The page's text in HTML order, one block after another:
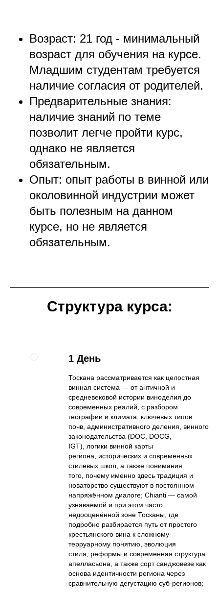
Возраст: 21 год - минимальный
возраст для обучения на курсе.
Младшим студентам требуется
наличие согласия от родителей.
Предварительные знания:
наличие знаний по теме
позволит легче пройти курс,
однако не является
обязательным.
Опыт: опыт работы в винной или
околовинной индустрии может
быть полезным на данном
курсе, но не является
обязательным.
Структура курса:
1 День
Тоскана рассматривается как целостная
винная система — от античной и
средневековой истории виноделия до
современных реалий, с разбором
географии и климата, ключевых типов
почв, административного деления, винного
законодательства (DOC, DOCG,
IGT), логики винной карты
региона, исторических и современных
стилевых школ, а также понимания
того, почему именно здесь традиция и
новаторство существуют в постоянном
напряжённом диалоге; Chianti — самой
узнаваемой и при этом часто
недооценённой зоне Тосканы, где
подробно разбирается путь от простого
крестьянского вина к сложному
терруарному понятию, эволюция
стиля, реформы и современная структура
апелласьона, а также сорт санджовезе как
основа идентичности региона через
сравнительную дегустацию суб-регионов;